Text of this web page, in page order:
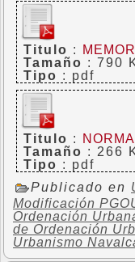
Titulo :
Tamaño : 790
Tipo : pdf
Titulo :
Tamaño : 266
Tipo : pdf
Publicado en
Modificación
Ordenación
de Ordenación
Urbanismo